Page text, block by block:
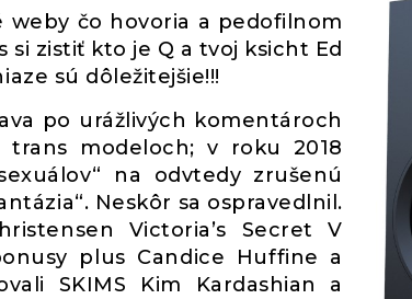
čo hovoria a pedofilnom
zistiť kto je Q a tvoj ksicht Ed
sú dôležitejšie!!!
po urážlivých komentároch
trans modeloch; v roku 2018
na odvtedy zrušenú
Neskôr sa ospravedlnil.
Victoria’s Secret V
plus Candice Huffine a
SKIMS Kim Kardashian a